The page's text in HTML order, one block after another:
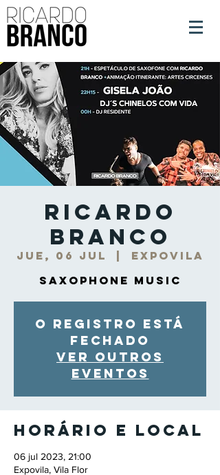
Ricardo
Branco
jue, 06 jul
Expovila
Saxophone Music
O registro está
fechado
Ver outros
eventos
Horário e local
06 jul 2023, 21:00
Expovila, Vila Flor